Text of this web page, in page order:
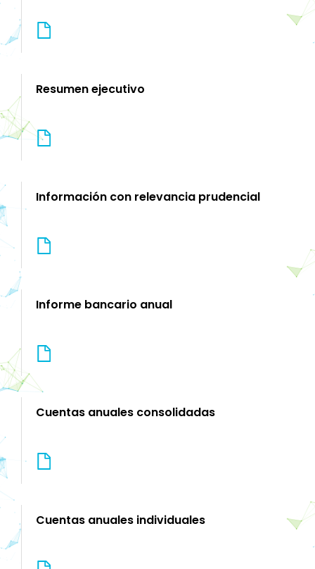
Resumen ejecutivo
Información con relevancia prudencial
Informe bancario anual
Cuentas anuales consolidadas
Cuentas anuales individuales